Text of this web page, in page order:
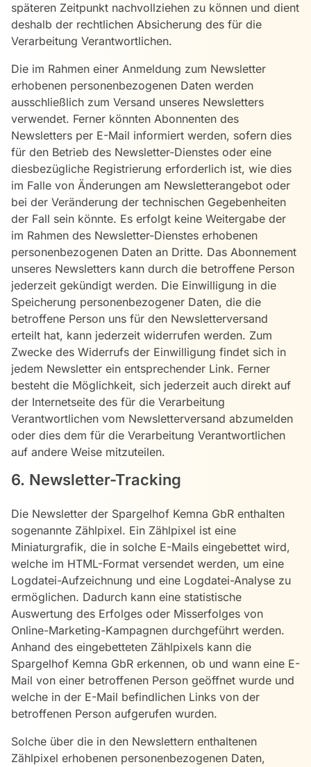
späteren Zeitpunkt nachvollziehen zu können und dient
deshalb der rechtlichen Absicherung des für die
Verarbeitung Verantwortlichen.
Die im Rahmen einer Anmeldung zum Newsletter
erhobenen personenbezogenen Daten werden
ausschließlich zum Versand unseres Newsletters
verwendet. Ferner könnten Abonnenten des
Newsletters per E-Mail informiert werden, sofern dies
für den Betrieb des Newsletter-Dienstes oder eine
diesbezügliche Registrierung erforderlich ist, wie dies
im Falle von Änderungen am Newsletterangebot oder
bei der Veränderung der technischen Gegebenheiten
der Fall sein könnte. Es erfolgt keine Weitergabe der
im Rahmen des Newsletter-Dienstes erhobenen
personenbezogenen Daten an Dritte. Das Abonnement
unseres Newsletters kann durch die betroffene Person
jederzeit gekündigt werden. Die Einwilligung in die
Speicherung personenbezogener Daten, die die
betroffene Person uns für den Newsletterversand
erteilt hat, kann jederzeit widerrufen werden. Zum
Zwecke des Widerrufs der Einwilligung findet sich in
jedem Newsletter ein entsprechender Link. Ferner
besteht die Möglichkeit, sich jederzeit auch direkt auf
der Internetseite des für die Verarbeitung
Verantwortlichen vom Newsletterversand abzumelden
oder dies dem für die Verarbeitung Verantwortlichen
auf andere Weise mitzuteilen.
6. Newsletter-Tracking
Die Newsletter der Spargelhof Kemna GbR enthalten
sogenannte Zählpixel. Ein Zählpixel ist eine
Miniaturgrafik, die in solche E-Mails eingebettet wird,
welche im HTML-Format versendet werden, um eine
Logdatei-Aufzeichnung und eine Logdatei-Analyse zu
ermöglichen. Dadurch kann eine statistische
Auswertung des Erfolges oder Misserfolges von
Online-Marketing-Kampagnen durchgeführt werden.
Anhand des eingebetteten Zählpixels kann die
Spargelhof Kemna GbR erkennen, ob und wann eine E-
Mail von einer betroffenen Person geöffnet wurde und
welche in der E-Mail befindlichen Links von der
betroffenen Person aufgerufen wurden.
Solche über die in den Newslettern enthaltenen
Zählpixel erhobenen personenbezogenen Daten,